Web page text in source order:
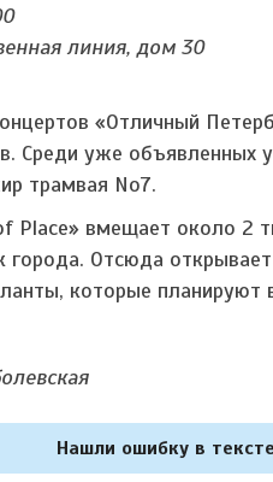
линия, дом 30
«Отличный
Среди уже объявленных
трамвая No7.
Place» вмещает около 2
Отсюда
которые планируют
Нашли ошибку в